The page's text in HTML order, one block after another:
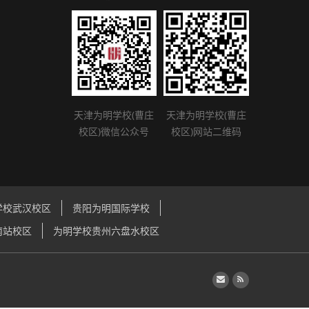
天津为明学校(曹庄
校区)微信公众号
天津为明学校(曹庄
校区)网站二维码
武汉校区
贵阳为明国际学校
校区
为明学校贵州六盘水校区